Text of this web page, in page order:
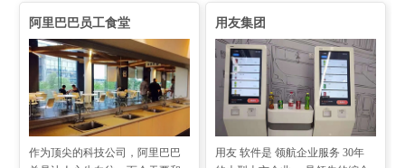
阿里巴巴员工食堂
作为顶尖的科技公司，阿里巴巴
用友集团
用友 软件是 领航企业服务 30年